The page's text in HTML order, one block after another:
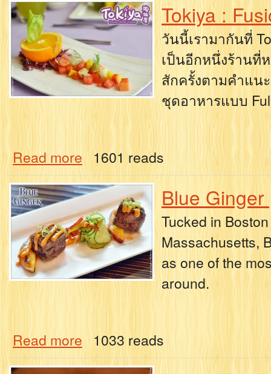
Tokiya :
วันนี้เรามากันที่
เป็นอีกหนึ่งร้านที่
สักครั้งตามคำแน
ชุดอาหารแบบ
Read more 1601 reads
Blue Ginger
Tucked in
Massachusetts,
as one of the
around.
Read more 1033 reads